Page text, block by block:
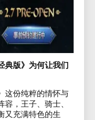
典版》为何让我们
这份纯粹的情怀与
，王子、骑士、
又充满特色的生